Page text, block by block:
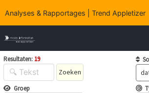
Analyses & Rapportages | Trend Appletizer
Resultaten: 19
Zoeken
Groep